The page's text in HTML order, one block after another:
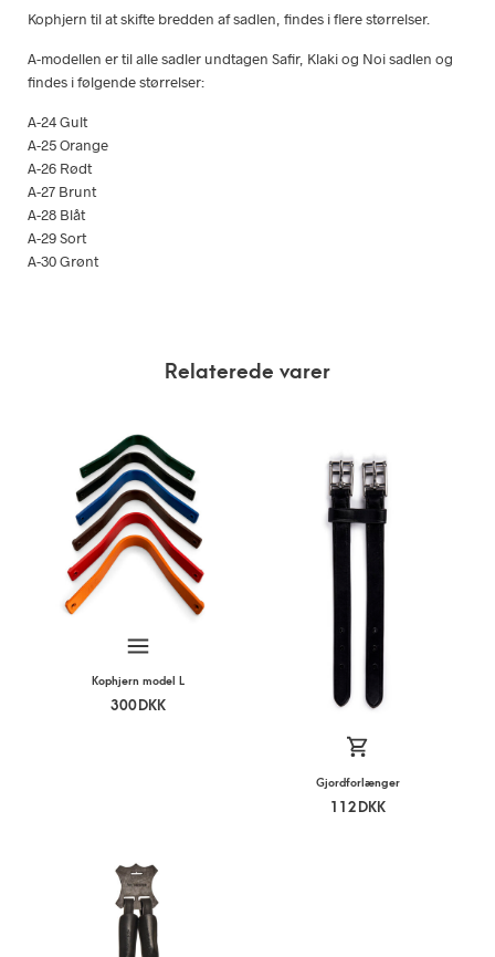
Kophjern til at skifte bredden af sadlen, findes i flere størrelser.
A-modellen er til alle sadler undtagen Safir, Klaki og Noi sadlen og
findes i følgende størrelser:
A-24 Gult
A-25 Orange
A-26 Rødt
A-27 Brunt
A-28 Blåt
A-29 Sort
A-30 Grønt
Relaterede varer
Kophjern model L
300 DKK
Gjordforlænger
112 DKK